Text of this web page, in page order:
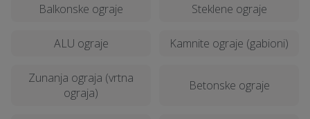
Balkonske ograje Steklene ograje
ALU ograje Kamnite ograje (gabioni)
Zunanja ograja (vrtna
ograja)
Betonske ograje